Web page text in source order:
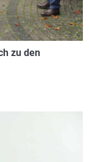
zu den